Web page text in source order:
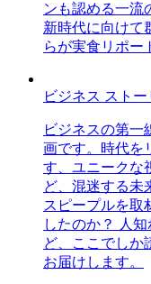
ンも認める一流
新時代に向けて
らが実食リポー
ビジネス ストー
ビジネスの第一
画です。時代を
す、ユニークな
ど、混迷する未
スピープルを取
したのか？ 人
ど、ここでしか
お届けします。